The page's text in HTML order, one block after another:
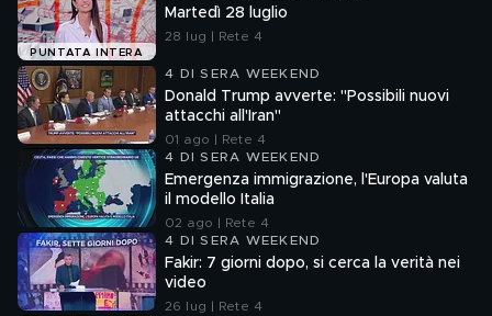
PUNTATA INTERA
Martedì 28 luglio
28 lug | Rete 4
4 DI SERA WEEKEND
Donald Trump avverte: "Possibili nuovi
attacchi all'Iran"
01 ago | Rete 4
4 DI SERA WEEKEND
Emergenza immigrazione, l'Europa valuta
il modello Italia
02 ago | Rete 4
4 DI SERA WEEKEND
Fakir: 7 giorni dopo, si cerca la verità nei
video
26 lug | Rete 4